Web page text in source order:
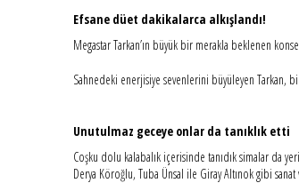
Efsane düet dakikalarca alkışlandı!
Megastar Tarkan’ın büyük bir merakla beklenen
Sahnedeki enerjisiye sevenlerini büyüleyen Tarkan,
Unutulmaz geceye onlar da tanıklık etti
Coşku dolu kalabalık içerisinde tanıdık simalar da
Derya Köroğlu, Tuba Ünsal ile Giray Altınok gibi